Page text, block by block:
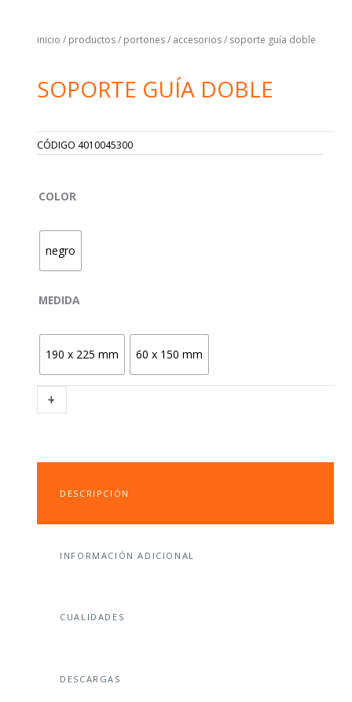
inicio / productos/ portones/ accesorios/ soporte guía doble
SOPORTE GUÍA DOBLE
CÓDIGO 4010045300
COLOR
negro
MEDIDA
190 x 225 mm 60 x 150 mm
-
CANTIDAD
+
DESCRIPCIÓN
INFORMACIÓN ADICIONAL
CUALIDADES
DESCARGAS